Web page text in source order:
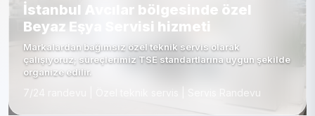
İstanbul Avcılar bölgesinde özel
Beyaz Eşya Servisi hizmeti
Markalardan bağımsız özel teknik servis olarak
çalışıyoruz; süreçlerimiz TSE standartlarına uygun şekilde
organize edilir.
7/24 randevu | Özel teknik servis | Servis Randevu